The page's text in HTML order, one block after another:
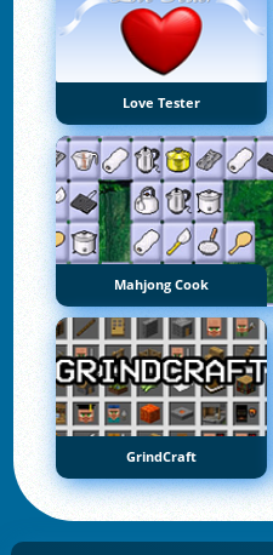
Love Tester
Mahjong Cook
GrindCraft